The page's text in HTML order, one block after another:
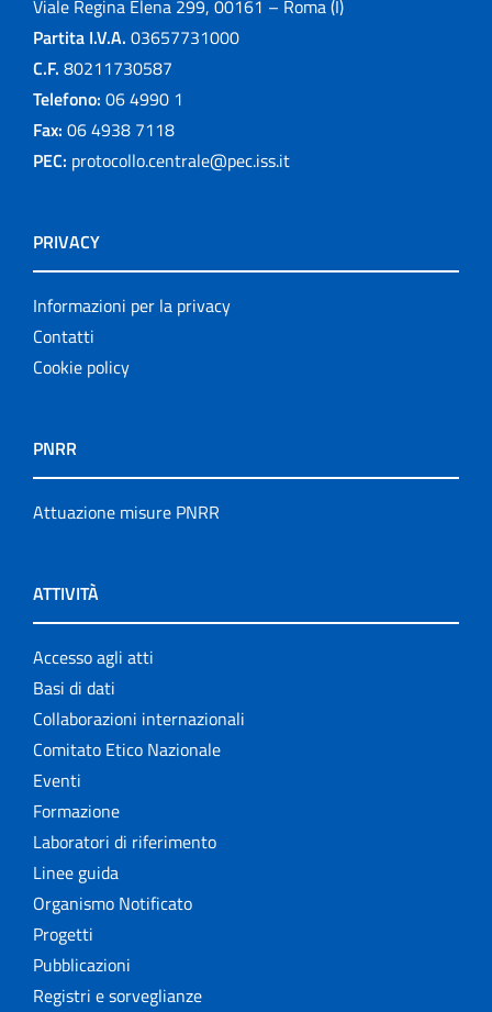
Viale Regina Elena 299, 00161 – Roma (I)
Partita I.V.A. 03657731000
C.F. 80211730587
Telefono: 06 4990 1
Fax: 06 4938 7118
PEC: protocollo.centrale@pec.iss.it
PRIVACY
Informazioni per la privacy
Contatti
Cookie policy
PNRR
Attuazione misure PNRR
ATTIVITÀ
Accesso agli atti
Basi di dati
Collaborazioni internazionali
Comitato Etico Nazionale
Eventi
Formazione
Laboratori di riferimento
Linee guida
Organismo Notificato
Progetti
Pubblicazioni
Registri e sorveglianze